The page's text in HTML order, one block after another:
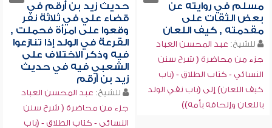
مسلم في روايته عن
بعض الثقات على
مقدمته , كيف اللعان
للشيخ: عبد المحسن العباد
جزء من محاضرة ( شرح سنن
النسائي - كتاب الطلاق - (باب
كيف اللعان) إلى (باب نفي الولد
باللعان وإلحاقه بأمه))
حديث زيد بن أرقم في
قضاء علي في ثلاثة نفر
وقعوا على امرأة فحملت ,
القرعة في الولد إذا تنازعوا
فيه وذكر الاختلاف على
الشعبي فيه في حديث
زيد بن أرقم
للشيخ: عبد المحسن العباد
جزء من محاضرة ( شرح سنن
النسائي - كتاب الطلاق - (باب